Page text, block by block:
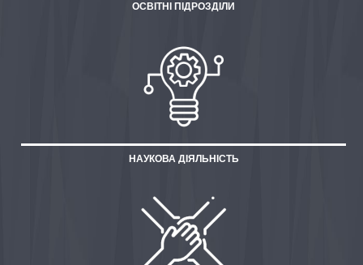
ОСВІТНІ ПІДРОЗДІЛИ
НАУКОВА ДІЯЛЬНІСТЬ